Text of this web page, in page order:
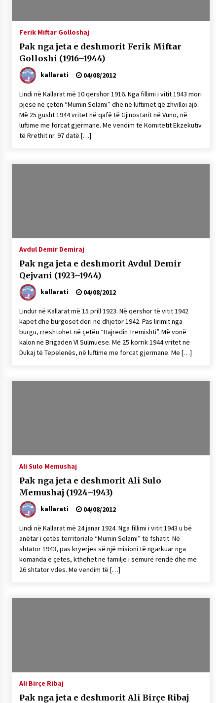
26/05/2026
Gazeta Kallarati nr. 117
03/05/2026
28/01/2026
Mbi kockat e martirëve ngrihet Atdheu
17/10/2025
22/09/2025
– ËNGJËLL HASIMAJ – “KUJTIMET E MIA PËR
KALLARATIN SI MËSUES I MATEMATIKËS, POR
EDHE SI NJË BANOR I PËRKOHSHËM I TIJ”
12/09/2025
Gazeta Kallarati nr. 114
06/02/2025
Ferik Miftar Golloshaj
Pak nga jeta e deshmorit Ferik Miftar
Golloshi (1916–1944)
kallarati 04/08/2012
Lindi në Kallarat më 10 qershor 1916. Nga fillimi i vitit 1943 mori
pjesë në çetën “Mumin Selami” dhe në luftimet që zhvilloi ajo.
Më 25 gusht 1944 vritet në qafë të Gjinostarit në Vuno, në
luftime me forcat gjermane. Me vendim të Komitetit Ekzekutiv
të Rrethit nr. 97 datë […]
Avdul Demir Demiraj
Pak nga jeta e deshmorit Avdul Demir
Qejvani (1923–1944)
kallarati 04/08/2012
Lindur në Kallarat më 15 prill 1923. Në qershor të vitit 1942
kapet dhe burgoset deri në dhjetor 1942. Pas lirimit nga
burgu, rreshtohet në çetën “Hajredin Tremishti”. Më vonë
kalon në Brigadën VI Sulmuese. Më 25 korrik 1944 vritet në
Dukaj të Tepelenës, në luftime me forcat gjermane. Me […]
Ali Sulo Memushaj
Pak nga jeta e deshmorit Ali Sulo
Memushaj (1924–1943)
kallarati 04/08/2012
Lindi në Kallarat më 24 janar 1924. Nga fillimi i vitit 1943 u bë
anëtar i çetës territoriale “Mumin Selami” të fshatit. Në
shtator 1943, pas kryerjes së një misioni të ngarkuar nga
komanda e çetës, kthehet në familje i sëmurë rëndë dhe më
26 shtator vdes. Me vendim të […]
Ali Birçe Ribaj
Pak nga jeta e deshmorit Ali Birçe Ribaj